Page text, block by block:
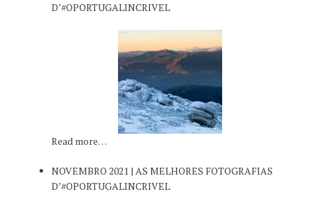
D’#OPORTUGALINCRIVEL
Read more…
NOVEMBRO 2021 | AS MELHORES FOTOGRAFIAS
D’#OPORTUGALINCRIVEL